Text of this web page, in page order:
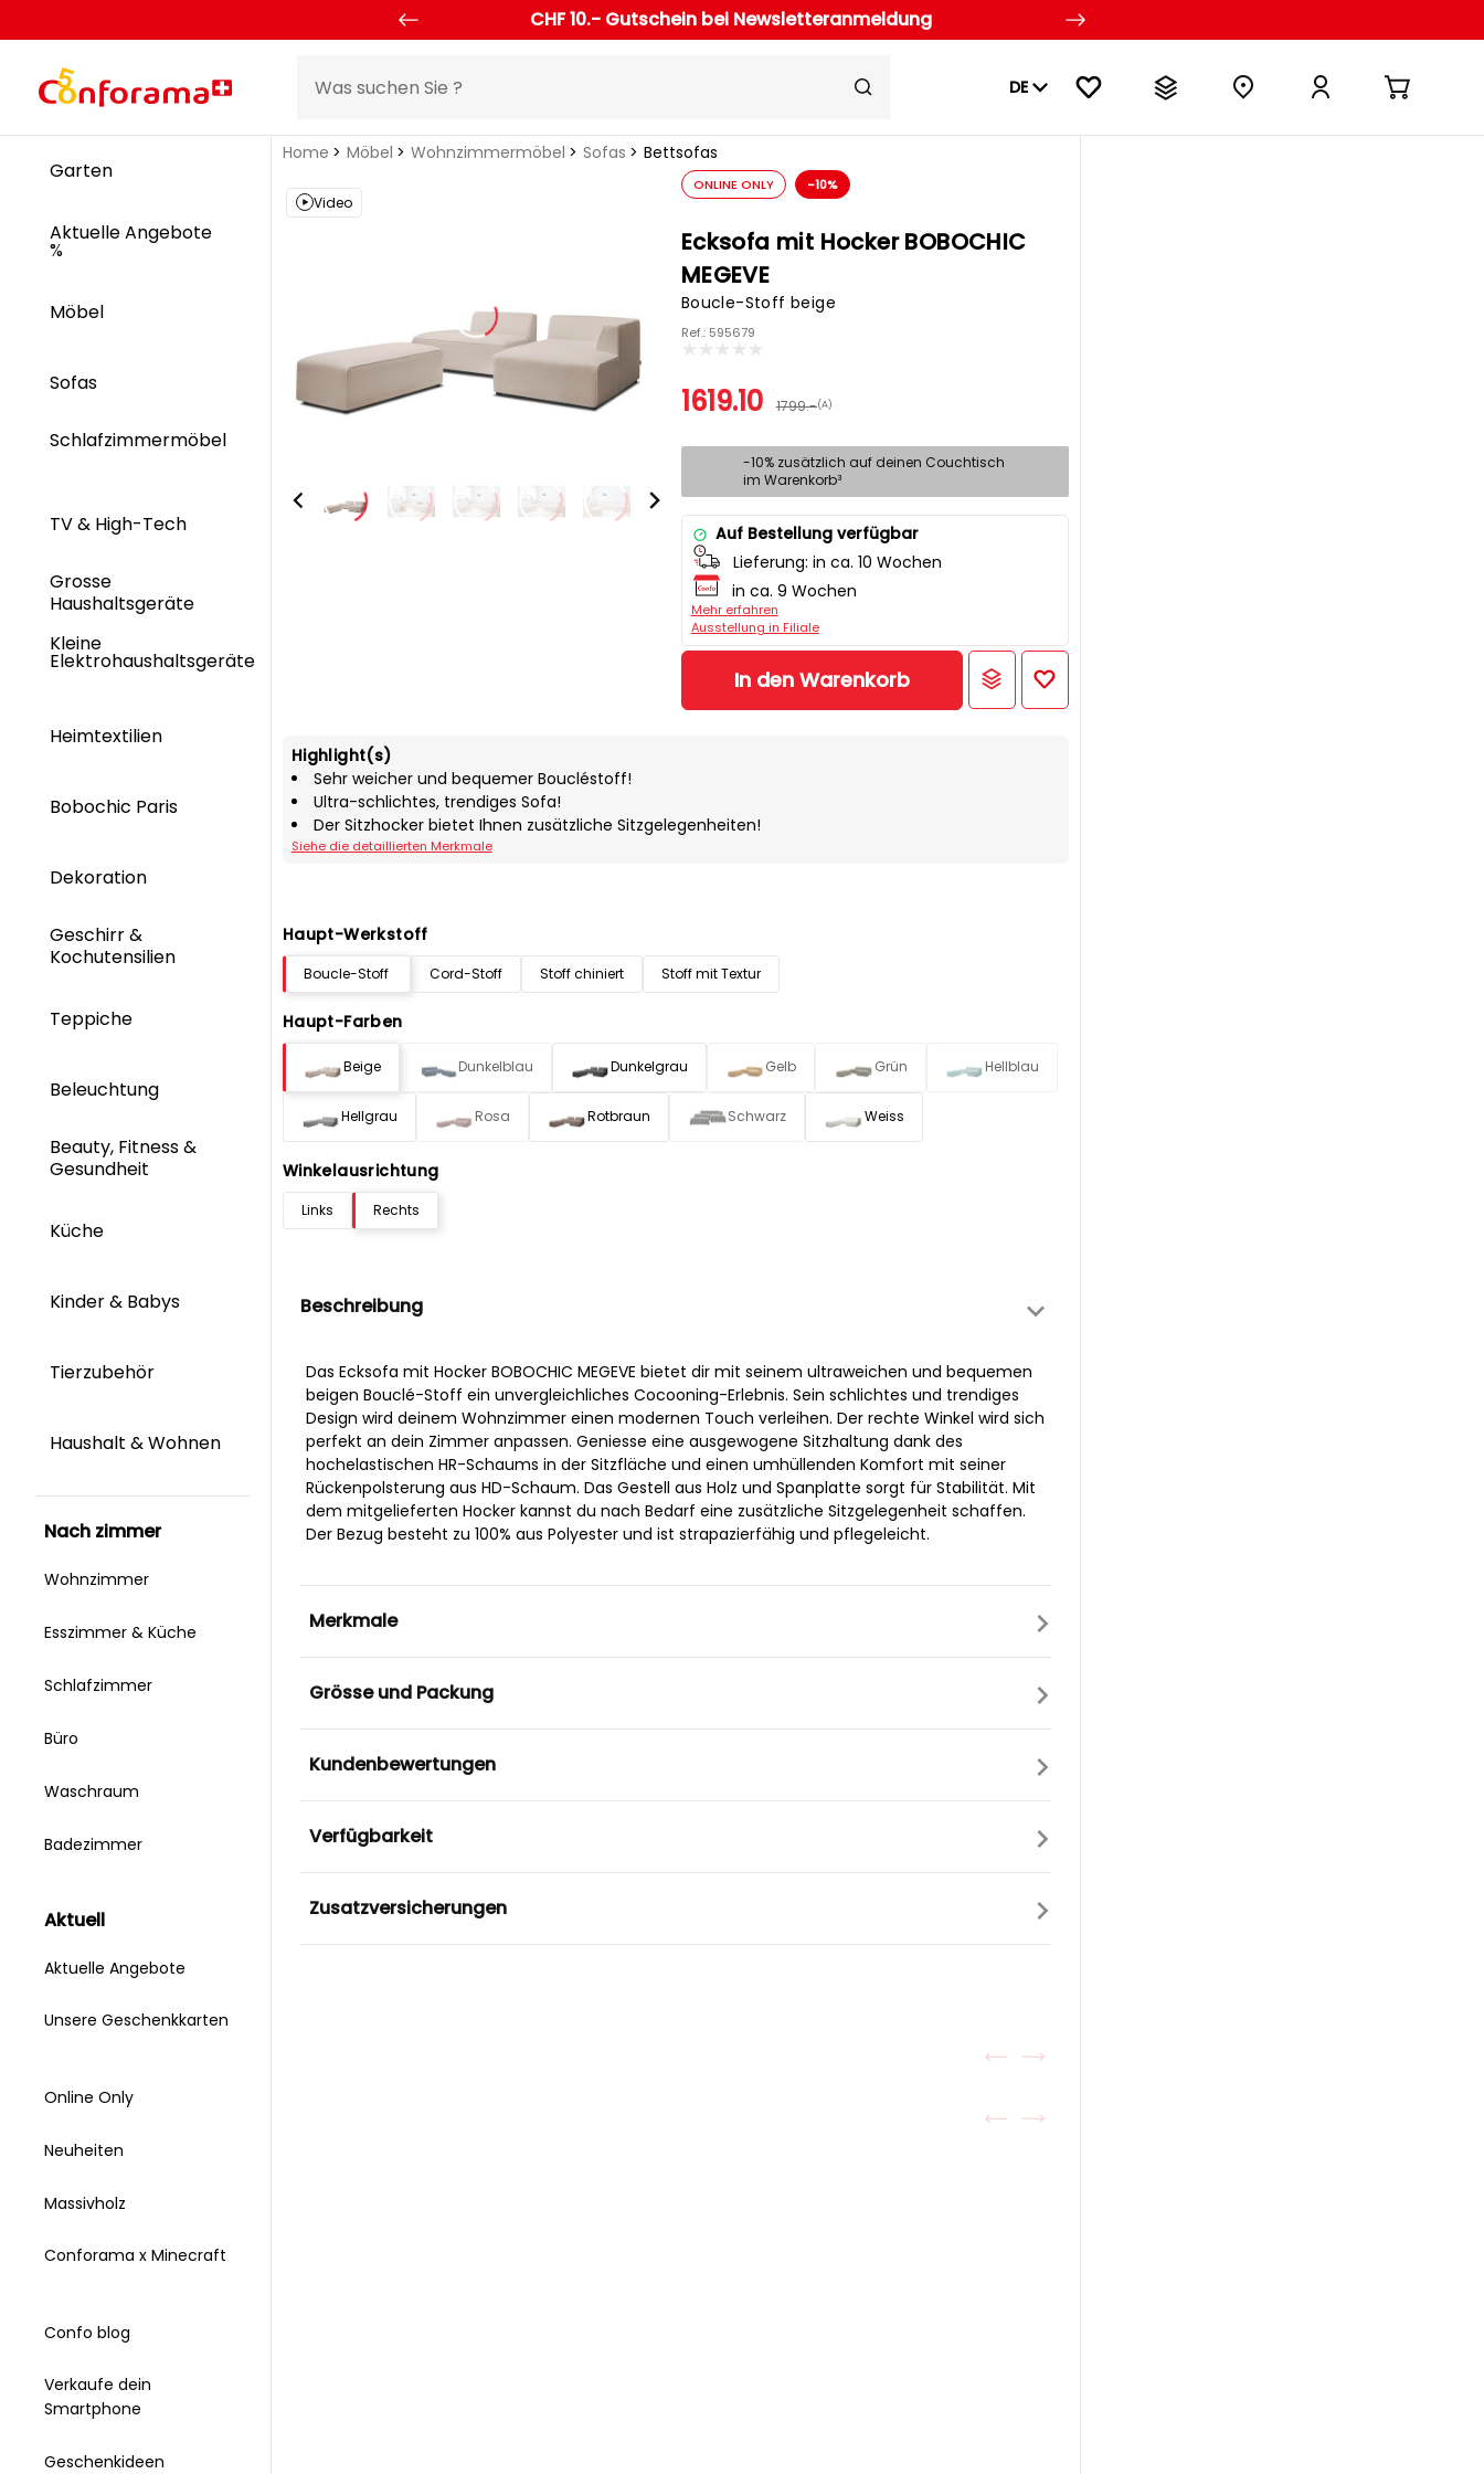
CHF 10.- Gutschein bei Newsletteranmeldung
DE
Garten
Aktuelle Angebote
%
Möbel
Sofas
Schlafzimmermöbel
TV & High-Tech
Grosse
Haushaltsgeräte
Kleine
Elektrohaushaltsgeräte
Heimtextilien
Bobochic Paris
Dekoration
Geschirr &
Kochutensilien
Teppiche
Beleuchtung
Beauty, Fitness &
Gesundheit
Küche
Kinder & Babys
Tierzubehör
Haushalt & Wohnen
nach zimmer
Wohnzimmer
Esszimmer & Küche
Schlafzimmer
Büro
Waschraum
Badezimmer
aktuell
Aktuelle Angebote
Unsere Geschenkkarten
Online Only
Neuheiten
Massivholz
Conforama x Minecraft
Confo blog
Verkaufe dein
Smartphone
Geschenkideen
Home Möbel Wohnzimmermöbel Sofas Bettsofas
Video
ONLINE ONLY -10%
Ecksofa mit Hocker BOBOCHIC
MEGEVE
Boucle-Stoff beige
Ref.: 595679
1619.10 1799.-(A)
-10% zusätzlich auf deinen Couchtisch
im Warenkorb³
Auf Bestellung verfügbar
Lieferung: in ca. 10 Wochen
in ca. 9 Wochen
Mehr erfahren
Ausstellung in Filiale
In den Warenkorb
Highlight(s)
Sehr weicher und bequemer Boucléstoff!
Ultra-schlichtes, trendiges Sofa!
Der Sitzhocker bietet Ihnen zusätzliche Sitzgelegenheiten!
Siehe die detaillierten Merkmale
Haupt-Werkstoff
Boucle-Stoff Cord-Stoff Stoff chiniert Stoff mit Textur
Haupt-Farben
Beige Dunkelblau Dunkelgrau Gelb Grün Hellblau
Hellgrau Rosa Rotbraun Schwarz Weiss
Winkelausrichtung
Links Rechts
Beschreibung
Das Ecksofa mit Hocker BOBOCHIC MEGEVE bietet dir mit seinem ultraweichen und bequemen
beigen Bouclé-Stoff ein unvergleichliches Cocooning-Erlebnis. Sein schlichtes und trendiges
Design wird deinem Wohnzimmer einen modernen Touch verleihen. Der rechte Winkel wird sich
perfekt an dein Zimmer anpassen. Geniesse eine ausgewogene Sitzhaltung dank des
hochelastischen HR-Schaums in der Sitzfläche und einen umhüllenden Komfort mit seiner
Rückenpolsterung aus HD-Schaum. Das Gestell aus Holz und Spanplatte sorgt für Stabilität. Mit
dem mitgelieferten Hocker kannst du nach Bedarf eine zusätzliche Sitzgelegenheit schaffen.
Der Bezug besteht zu 100% aus Polyester und ist strapazierfähig und pflegeleicht.
Merkmale
Grösse und Packung
Kundenbewertungen
Verfügbarkeit
Zusatzversicherungen